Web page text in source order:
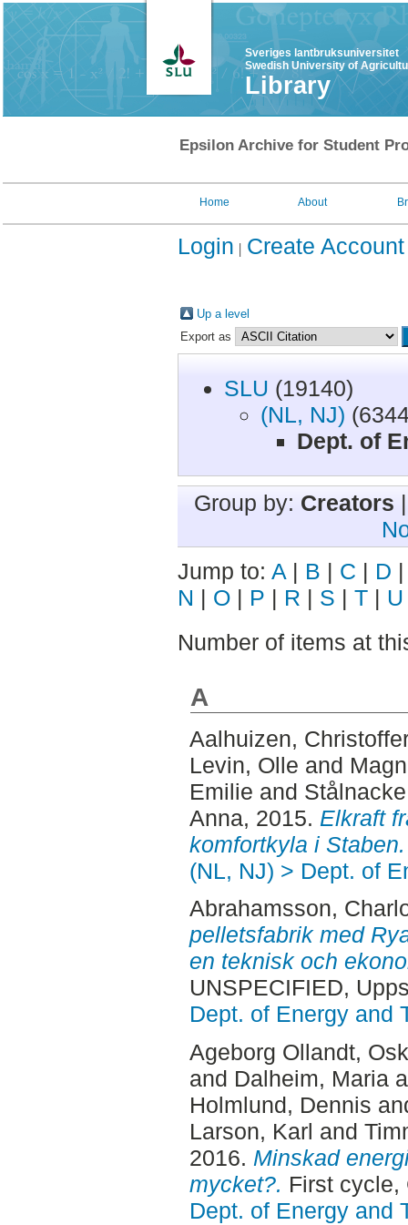
Sveriges lantbruksuniversitet
Swedish University of
Library
Epsilon Archive for Student
Home About
Login Create Account
Up a level
Export as
SLU (19140)
(NL, NJ)
Dept. of
Group by: Creators
Jump to: A | B | C | D
N | O | P | R | S | T | U
Number of items at
A
Aalhuizen,
Levin, Olle and
Emilie and
Anna, 2015. Elkraft
komfortkyla i Staben.
(NL, NJ) > Dept. of
Abrahamsson,
pelletsfabrik med
en teknisk och
UNSPECIFIED,
Dept. of Energy and
Ageborg Ollandt,
and Dalheim, Maria
Holmlund, Dennis
Larson, Karl and
2016. Minskad
mycket?. First
Dept. of Energy and